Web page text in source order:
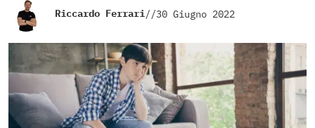
Riccardo Ferrari//30 Giugno 2022